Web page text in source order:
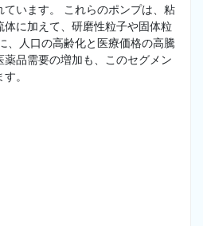
ています。 これらのポンプは、粘
体に加えて、研磨性粒子や固体粒
、人口の高齢化と医療価格の高騰
品需要の増加も、このセグメン
。